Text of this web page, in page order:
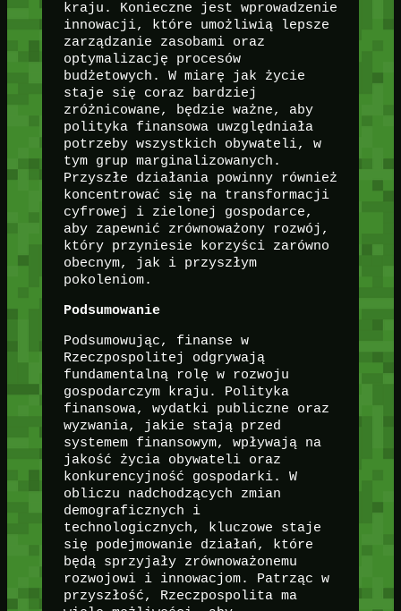
kraju. Konieczne jest wprowadzenie
innowacji, które umożliwią lepsze
zarządzanie zasobami oraz
optymalizację procesów
budżetowych. W miarę jak życie
staje się coraz bardziej
zróżnicowane, będzie ważne, aby
polityka finansowa uwzględniała
potrzeby wszystkich obywateli, w
tym grup marginalizowanych.
Przyszłe działania powinny również
koncentrować się na transformacji
cyfrowej i zielonej gospodarce,
aby zapewnić zrównoważony rozwój,
który przyniesie korzyści zarówno
obecnym, jak i przyszłym
pokoleniom.
Podsumowanie
Podsumowując, finanse w
Rzeczpospolitej odgrywają
fundamentalną rolę w rozwoju
gospodarczym kraju. Polityka
finansowa, wydatki publiczne oraz
wyzwania, jakie stają przed
systemem finansowym, wpływają na
jakość życia obywateli oraz
konkurencyjność gospodarki. W
obliczu nadchodzących zmian
demograficznych i
technologicznych, kluczowe staje
się podejmowanie działań, które
będą sprzyjały zrównoważonemu
rozwojowi i innowacjom. Patrząc w
przyszłość, Rzeczpospolita ma